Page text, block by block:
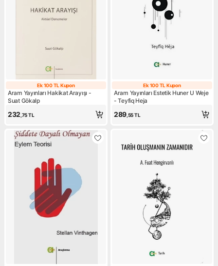
Ek 100 TL Kupon
Ek 100 TL Kupon
Aram Yayınları Hakikat Arayışı -
Suat Gökalp
232 ,75TL
Ek 100 TL
Ek 100 TL Kupon
Aram Yayınları Estetik Huner U Weje
- Teyfiq Heja
289,55TL